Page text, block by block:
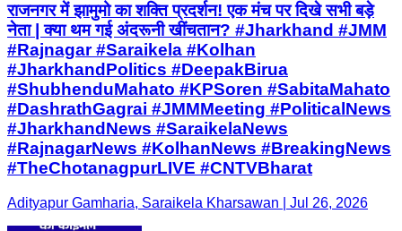
राजनगर में झामुमो का शक्ति प्रदर्शन! एक मंच पर दिखे सभी बड़े
नेता | क्या थम गई अंदरूनी खींचतान? #Jharkhand #JMM
#Rajnagar #Saraikela #Kolhan
#JharkhandPolitics #DeepakBirua
#ShubhenduMahato #KPSoren #SabitaMahato
#DashrathGagrai #JMMMeeting #PoliticalNews
#JharkhandNews #SaraikelaNews
#RajnagarNews #KolhanNews #BreakingNews
#TheChotanagpurLIVE #CNTVBharat
Adityapur Gamharia, Saraikela Kharsawan | Jul 26, 2026